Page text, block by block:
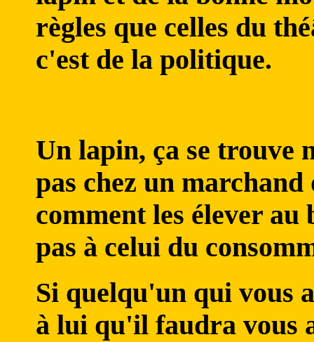
règles que celles du
c'est de la politique.
Un lapin, ça se trouve
pas chez un
comment les élever au
pas à celui du
Si quelqu'un qui vous
à lui qu'il faudra vous